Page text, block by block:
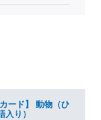
ード】 動物（ひ
入り）